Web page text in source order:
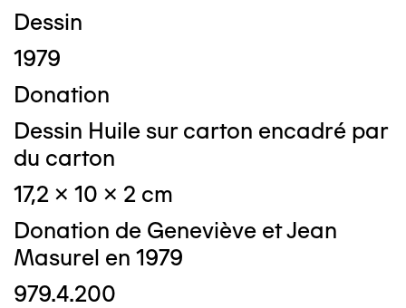
Dessin
1979
Donation
Dessin Huile sur carton encadré par
du carton
17,2 x 10 x 2 cm
Donation de Geneviève et Jean
Masurel en 1979
979.4.200